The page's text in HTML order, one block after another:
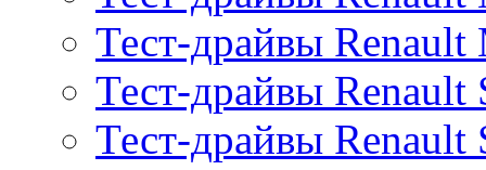
Тест-драйвы Renault
Тест-драйвы Renault
Тест-драйвы Renault